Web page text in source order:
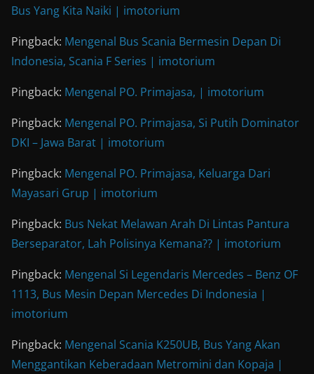
Bus Yang Kita Naiki | imotorium
Pingback: Mengenal Bus Scania Bermesin Depan Di
Indonesia, Scania F Series | imotorium
Pingback: Mengenal PO. Primajasa, | imotorium
Pingback: Mengenal PO. Primajasa, Si Putih Dominator
DKI – Jawa Barat | imotorium
Pingback: Mengenal PO. Primajasa, Keluarga Dari
Mayasari Grup | imotorium
Pingback: Bus Nekat Melawan Arah Di Lintas Pantura
Berseparator, Lah Polisinya Kemana?? | imotorium
Pingback: Mengenal Si Legendaris Mercedes – Benz OF
1113, Bus Mesin Depan Mercedes Di Indonesia |
imotorium
Pingback: Mengenal Scania K250UB, Bus Yang Akan
Menggantikan Keberadaan Metromini dan Kopaja |